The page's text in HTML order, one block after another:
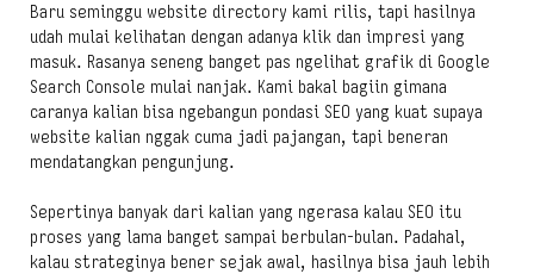
Baru seminggu website directory kami rilis, tapi hasilnya
udah mulai kelihatan dengan adanya klik dan impresi yang
masuk. Rasanya seneng banget pas ngelihat grafik di Google
Search Console mulai nanjak. Kami bakal bagiin gimana
caranya kalian bisa ngebangun pondasi SEO yang kuat supaya
website kalian nggak cuma jadi pajangan, tapi beneran
mendatangkan pengunjung.
Sepertinya banyak dari kalian yang ngerasa kalau SEO itu
proses yang lama banget sampai berbulan-bulan. Padahal,
kalau strateginya bener sejak awal, hasilnya bisa jauh lebih